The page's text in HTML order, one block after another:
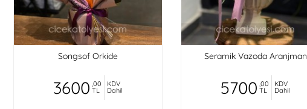
Songsof Orkide
3600 ,00
TL
KDV
Dahil
Seramik Vazoda Aranjman
5700 ,00
TL
KDV
Dahil